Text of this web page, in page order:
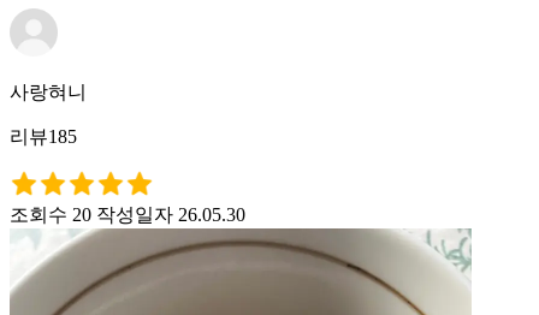
사랑혀니
리뷰185
조회수 20 작성일자 26.05.30